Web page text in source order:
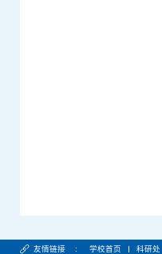
友情链接 : 学校首页 科研处